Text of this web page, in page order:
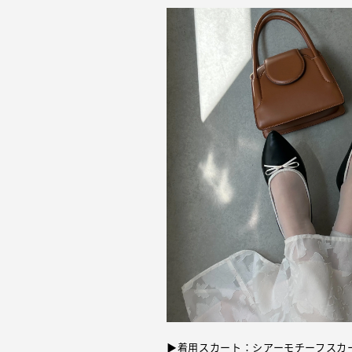
▶着用スカート： シアーモチーフスカ